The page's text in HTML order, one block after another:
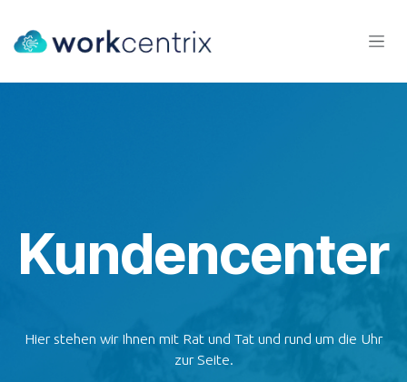
Kundencenter
Hier stehen wir Ihnen mit Rat und Tat und rund um die Uhr
zur Seite.